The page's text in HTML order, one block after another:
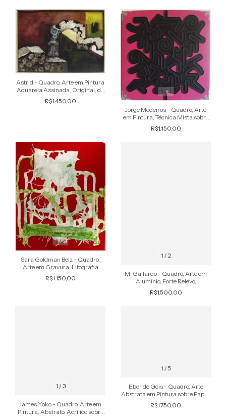
Astrid - Quadro, Arte em Pintura
Aquarela Assinada, Original, de
1976
R$1.450,00
1 /4
Jorge Medeiros - Quadro, Arte
em Pintura, Técnica Mista sobre
Tela, Labirinto, de 2008
R$1.150,00
1/4
Sara Goldman Belz - Quadro,
Arte em Gravura, Litografia
Assinada, Orgânica
R$1.150,00
1 /2
M. Gallardo - Quadro, Arte em
Alumínio, Forte Relevo,
Policromado
R$1.500,00
1 /3
James Yoko - Quadro, Arte em
Pintura, Abstrato, Acrílico sobre
1 /5
Eber de Góis - Quadro, Arte
Abstrata em Pintura sobre Papel,
Assinada, de 1999
R$1.750,00